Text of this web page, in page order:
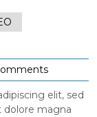
elit, sed
magna